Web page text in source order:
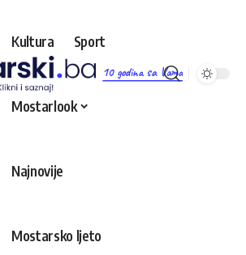
10 godina sa Vama
Kultura Sport
Mostarlook
Najnovije
Mostarsko ljeto